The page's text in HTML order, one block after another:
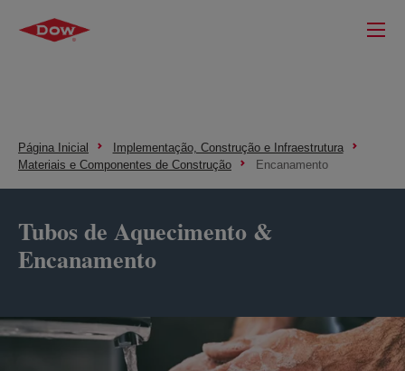
Página Inicial
Implementação, Construção e Infraestrutura
Materiais e Componentes de Construção
Encanamento
Tubos de Aquecimento &
Encanamento